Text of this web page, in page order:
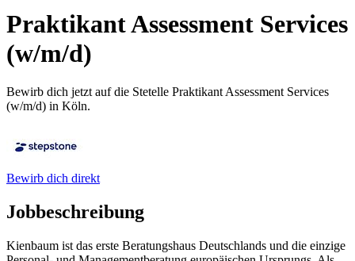
Praktikant Assessment Services
(w/m/d)
Bewirb dich jetzt auf die Stetelle Praktikant Assessment Services
(w/m/d) in Köln.
Bewirb dich direkt
Jobbeschreibung
Kienbaum ist das erste Beratungshaus Deutschlands und die einzige